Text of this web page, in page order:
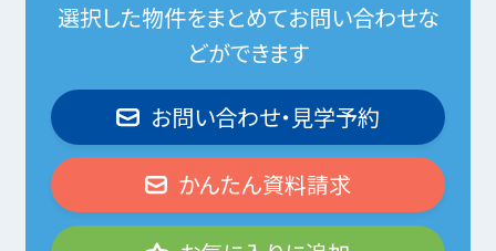
選択した物件をまとめてお問い合わせな
どができます
お問い合わせ・見学予約
かんたん資料請求